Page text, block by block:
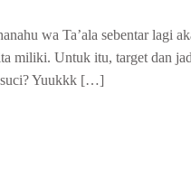
wa Ta’ala sebentar lagi
miliki. Untuk itu, target dan
suci? Yuukkk […]